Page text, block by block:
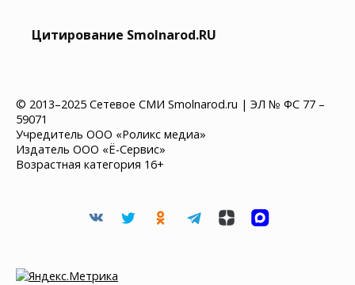
Цитирование Smolnarod.RU
© 2013–2025 Сетевое СМИ Smolnarod.ru | ЭЛ № ФС 77 –
59071
Учредитель ООО «Роликс медиа»
Издатель ООО «Ё-Сервис»
Возрастная категория 16+